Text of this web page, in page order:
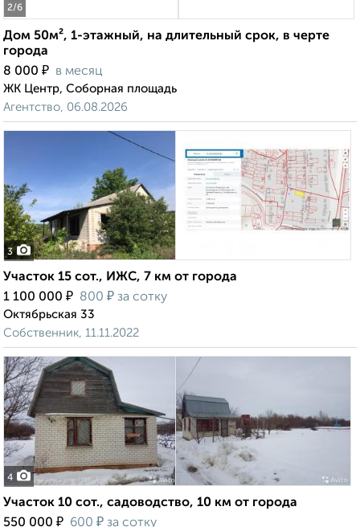
2/6
Дом 50м², 1-этажный, на длительный срок, в черте
города
8 000 ₽ в месяц
ЖК Центр, Соборная площадь
Агентство, 06.08.2026
3
Участок 15 сот., ИЖС, 7 км от города
1 100 000 ₽ 800 ₽ за сотку
Октябрьская 33
Собственник, 11.11.2022
4
Участок 10 сот., садоводство, 10 км от города
550 000 ₽ 600 ₽ за сотку